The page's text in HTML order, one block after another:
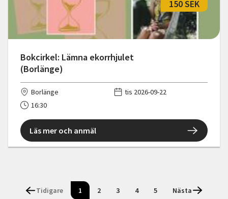
Bokcirkel: Lämna ekorrhjulet
(Borlänge)
150 SEK
Borlänge
tis 2026-09-22
16:30
Läs mer och anmäl
Tidigare 1 2 3 4 5 Nästa